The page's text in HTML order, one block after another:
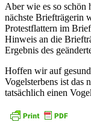
Aber wie es so schön
nächste Briefträgerin
Protestflattern im
Hinweis an die
Ergebnis des
Hoffen wir auf
Vogelsterbens ist das
tatsächlich einen